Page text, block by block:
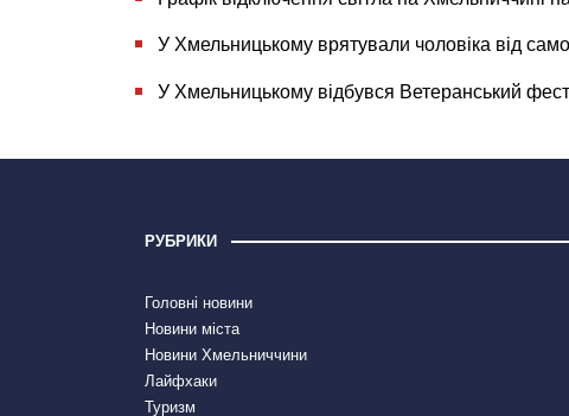
У Хмельницькому врятували чоловіка від
У Хмельницькому відбувся Ветеранський
РУБРИКИ
Головні новини
Новини міста
Новини Хмельниччини
Лайфхаки
Туризм